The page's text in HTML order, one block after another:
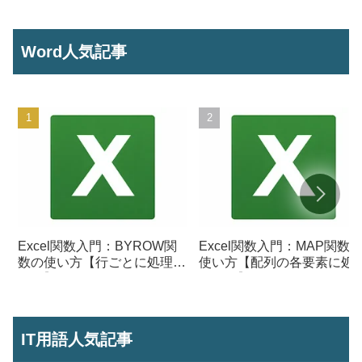
Word人気記事
Excel関数入門：BYROW関
数の使い方【行ごとに処理を
Excel関数入門：MAP関数の
使い方【配列の各要素に処
IT用語人気記事